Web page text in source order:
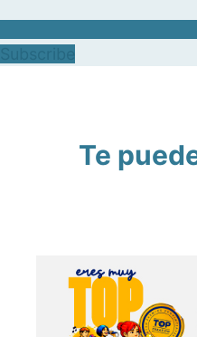
Te